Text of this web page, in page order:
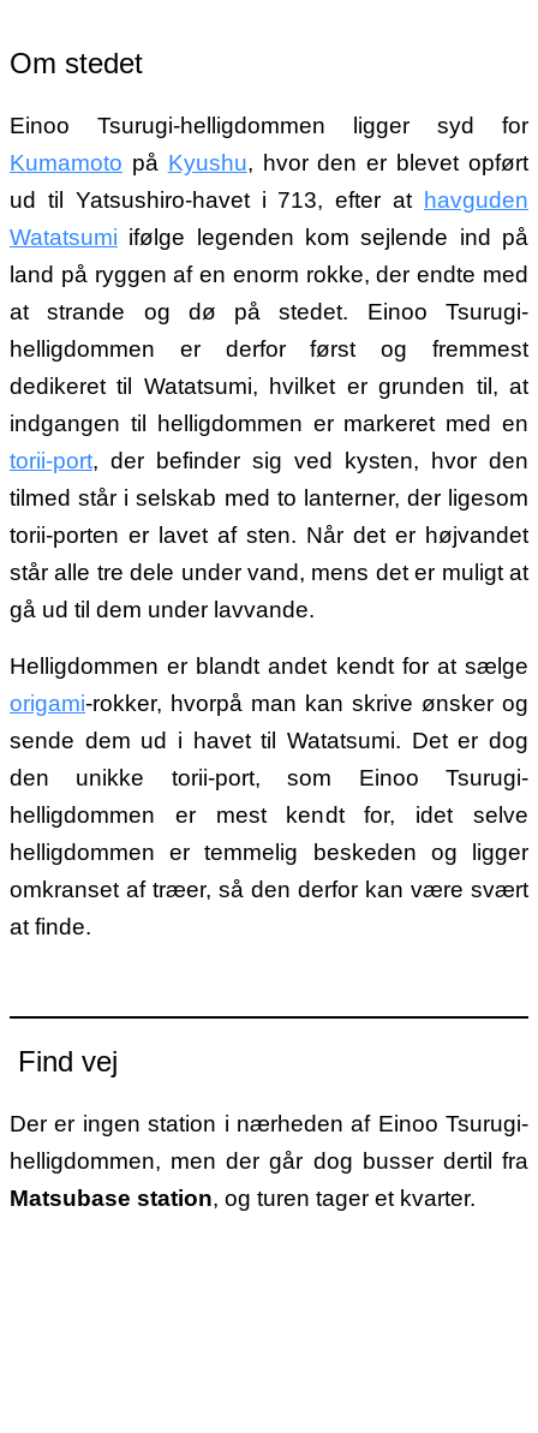
Om stedet
Einoo Tsurugi-helligdommen ligger syd for
Kumamoto på Kyushu, hvor den er blevet opført
ud til Yatsushiro-havet i 713, efter at havguden
Watatsumi ifølge legenden kom sejlende ind på
land på ryggen af en enorm rokke, der endte med
at strande og dø på stedet. Einoo Tsurugi-
helligdommen er derfor først og fremmest
dedikeret til Watatsumi, hvilket er grunden til, at
indgangen til helligdommen er markeret med en
torii-port, der befinder sig ved kysten, hvor den
tilmed står i selskab med to lanterner, der ligesom
torii-porten er lavet af sten. Når det er højvandet
står alle tre dele under vand, mens det er muligt at
gå ud til dem under lavvande.
Helligdommen er blandt andet kendt for at sælge
origami-rokker, hvorpå man kan skrive ønsker og
sende dem ud i havet til Watatsumi. Det er dog
den unikke torii-port, som Einoo Tsurugi-
helligdommen er mest kendt for, idet selve
helligdommen er temmelig beskeden og ligger
omkranset af træer, så den derfor kan være svært
at finde.
Find vej
Der er ingen station i nærheden af Einoo Tsurugi-
helligdommen, men der går dog busser dertil fra
Matsubase station, og turen tager et kvarter.